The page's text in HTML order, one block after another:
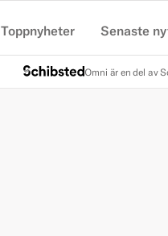
Toppnyheter Senaste
Omni är en del av